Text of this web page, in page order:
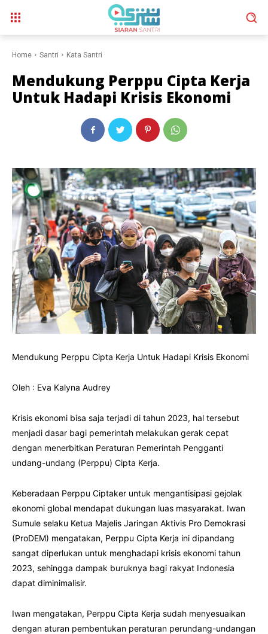
Home Santri Kata Santri
Mendukung Perppu Cipta Kerja
Untuk Hadapi Krisis Ekonomi
Mendukung Perppu Cipta Kerja Untuk Hadapi Krisis Ekonomi
Oleh : Eva Kalyna Audrey
Krisis ekonomi bisa saja terjadi di tahun 2023, hal tersebut
menjadi dasar bagi pemerintah melakukan gerak cepat
dengan menerbitkan Peraturan Pemerintah Pengganti
undang-undang (Perppu) Cipta Kerja.
Keberadaan Perppu Ciptaker untuk mengantisipasi gejolak
ekonomi global mendapat dukungan luas masyarakat. Iwan
Sumule selaku Ketua Majelis Jaringan Aktivis Pro Demokrasi
(ProDEM) mengatakan, Perppu Cipta Kerja ini dipandang
sangat diperlukan untuk menghadapi krisis ekonomi tahun
2023, sehingga dampak buruknya bagi rakyat Indonesia
dapat diminimalisir.
Iwan mengatakan, Perppu Cipta Kerja sudah menyesuaikan
dengan aturan pembentukan peraturan perundang-undangan